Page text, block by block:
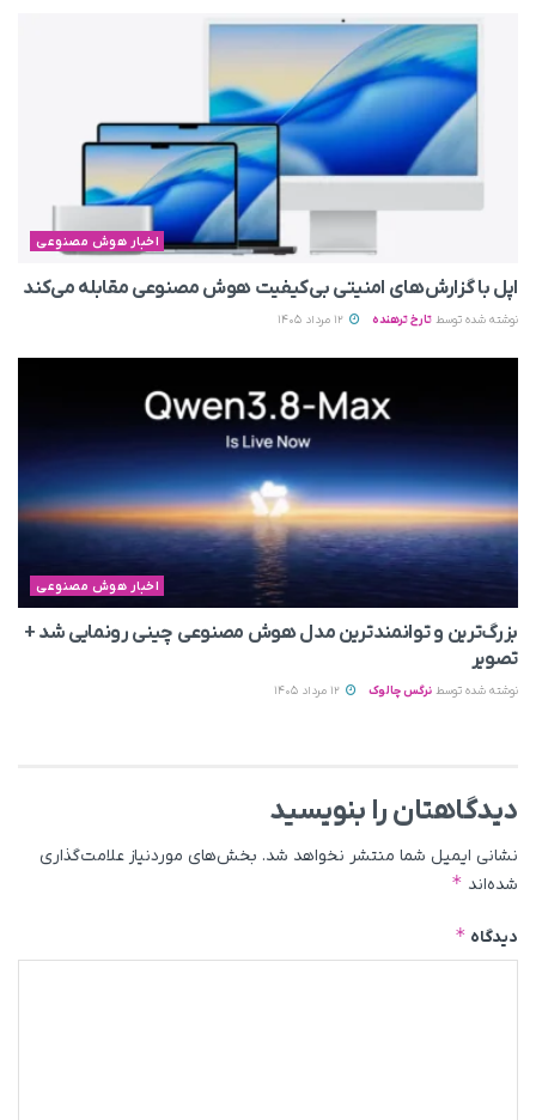
اخبار هوش مصنوعی
اپل با گزارش‌های امنیتی بی‌کیفیت هوش مصنوعی مقابله می‌کند
نوشته شده توسط تارخ ترهنده
اخبار هوش مصنوعی
بزرگ‌ترین و توانمندترین مدل هوش مصنوعی چینی رونمایی شد +
تصویر
نوشته شده توسط نرگس چالوک
دیدگاهتان را بنویسید
نشانی ایمیل شما منتشر نخواهد شد. بخش‌های موردنیاز علامت‌گذاری
شده‌اند *
دیدگاه *